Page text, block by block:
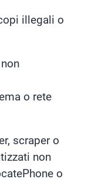
illegali o
o rete
scraper o
non
o